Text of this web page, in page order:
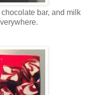
bar, and milk